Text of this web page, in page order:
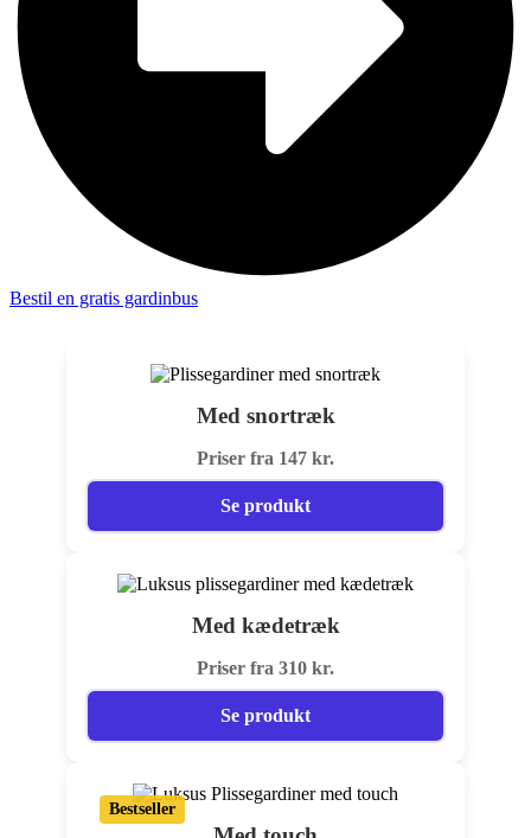
Bestil en gratis gardinbus
Med snortræk
Priser fra 147 kr.
Se produkt
Med kædetræk
Priser fra 310 kr.
Se produkt
Bestseller